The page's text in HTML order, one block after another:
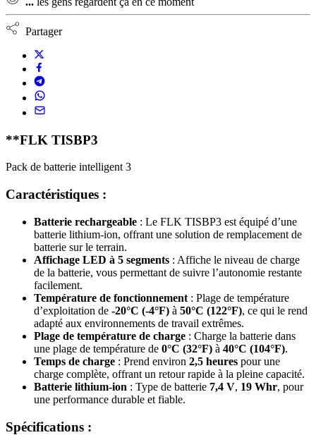
Partager
**FLK TISBP3
Pack de batterie intelligent 3
Caractéristiques :
Batterie rechargeable : Le FLK TISBP3 est équipé d’une
batterie lithium-ion, offrant une solution de remplacement de
batterie sur le terrain.
Affichage LED à 5 segments : Affiche le niveau de charge
de la batterie, vous permettant de suivre l’autonomie restante
facilement.
Température de fonctionnement : Plage de température
d’exploitation de -20°C (-4°F) à 50°C (122°F), ce qui le rend
adapté aux environnements de travail extrêmes.
Plage de température de charge : Charge la batterie dans
une plage de température de 0°C (32°F) à 40°C (104°F).
Temps de charge : Prend environ 2,5 heures pour une
charge complète, offrant un retour rapide à la pleine capacité.
Batterie lithium-ion : Type de batterie 7,4 V, 19 Whr, pour
une performance durable et fiable.
Spécifications :